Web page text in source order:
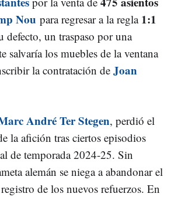
Nou para regresar a la regla 1:1
defecto, un traspaso por una
salvaría los muebles de la ventana
la contratación de Joan
André Ter Stegen, perdió el
la afición tras ciertos episodios
de temporada 2024-25. Sin
alemán se niega a abandonar el
de los nuevos refuerzos. En